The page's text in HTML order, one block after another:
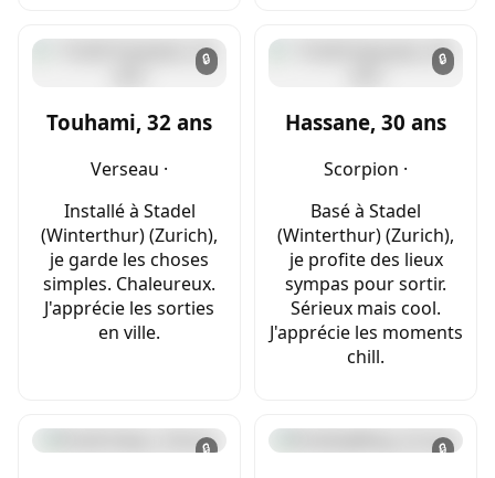
🔒
Touhami, 32 ans
Verseau ·
Installé à Stadel
(Winterthur) (Zurich),
je garde les choses
simples. Chaleureux.
J'apprécie les sorties
en ville.
🔒
Hassane, 30 ans
Scorpion ·
Basé à Stadel
(Winterthur) (Zurich),
je profite des lieux
sympas pour sortir.
Sérieux mais cool.
J'apprécie les moments
chill.
🔒 🔒